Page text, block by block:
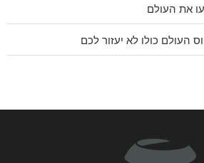
את העולם
העולם כולו לא יעזור לכם